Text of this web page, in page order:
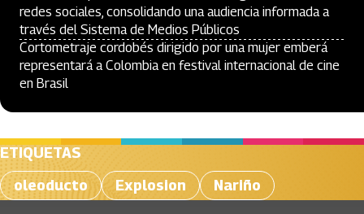
redes sociales, consolidando una audiencia informada a
través del Sistema de Medios Públicos
Cortometraje cordobés dirigido por una mujer emberá
representará a Colombia en festival internacional de cine
en Brasil
ETIQUETAS
oleoducto
Explosion Nariño